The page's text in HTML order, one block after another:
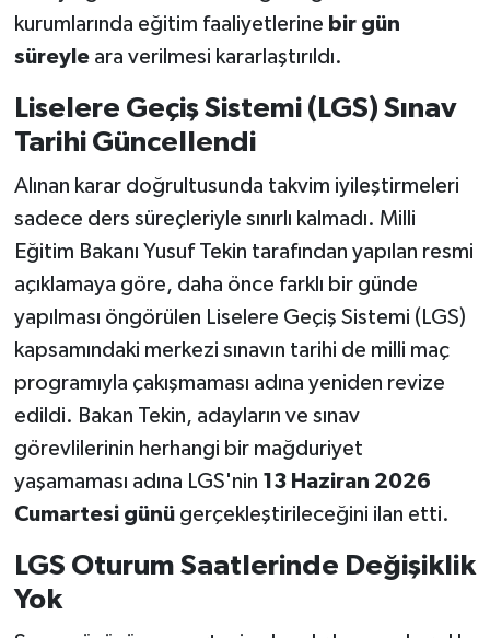
kurumlarında eğitim faaliyetlerine bir gün
süreyleara verilmesi kararlaştırıldı.
Liselere Geçiş Sistemi (LGS) Sınav
Tarihi Güncellendi
Alınan karar doğrultusunda takvim iyileştirmeleri
sadece ders süreçleriyle sınırlı kalmadı. Milli
Eğitim Bakanı Yusuf Tekin tarafından yapılan resmi
açıklamaya göre, daha önce farklı bir günde
yapılması öngörülen Liselere Geçiş Sistemi (LGS)
kapsamındaki merkezi sınavın tarihi de milli maç
programıyla çakışmaması adına yeniden revize
edildi. Bakan Tekin, adayların ve sınav
görevlilerinin herhangi bir mağduriyet
yaşamaması adına LGS'nin 13 Haziran 2026
Cumartesi günügerçekleştirileceğini ilan etti.
LGS Oturum Saatlerinde Değişiklik
Yok